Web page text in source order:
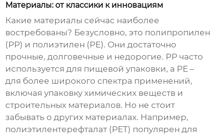
Материалы: от классики к инновациям
Какие материалы сейчас наиболее
востребованы? Безусловно, это полипропилен
(PP) и полиэтилен (PE). Они достаточно
прочные, долговечные и недорогие. PP часто
используется для пищевой упаковки, а PE –
для более широкого спектра применений,
включая упаковку химических веществ и
строительных материалов. Но не стоит
забывать о других материалах. Например,
полиэтилентерефталат (PET) популярен для